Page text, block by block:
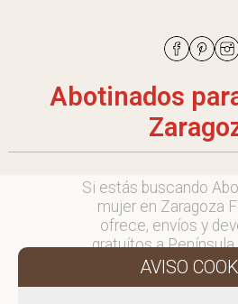
Abotinados
Si estás buscando
mujer en Zaragoza
ofrece, envíos y
gratuítos a Península
para otros destinos
en